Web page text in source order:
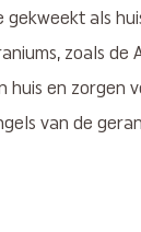
gekweekt als
zoals de
huis en zorgen
van de